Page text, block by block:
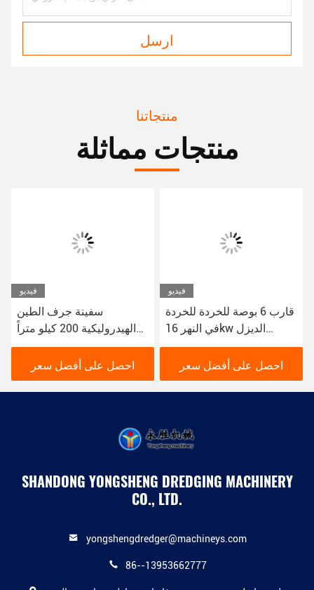
ارسل
منتجاتنا
منتجات مماثلة
فيديو
سفينة جرف الطين
الهيدروليكية 200 كيلو متراً
في الساعة 16 كيلوواط
اللون الأحمر المستخدم في
جرف الأنهار
احصل على أفضل سعر
فيديو
قارب 6 بوصة للخردة للخردة
في النهر 16kw الديزل
الهيدروليكية
احصل على أفضل سعر
SHANDONG YONGSHENG DREDGING MACHINERY
CO., LTD.
yongshengdredger@machineys.com
86--13953662777